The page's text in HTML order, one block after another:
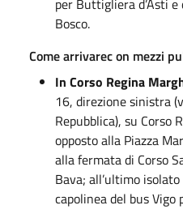
per Buttigliera d’Asti
Bosco.
Come arrivarec on mezzi
In Corso Regina
16, direzione sinistra
Repubblica), su Corso
opposto alla Piazza
alla fermata di Corso
Bava; all’ultimo
capolinea del bus Vigo